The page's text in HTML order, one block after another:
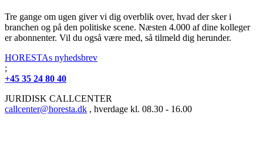
Tre gange om ugen giver vi dig overblik over, hvad der sker i
branchen og på den politiske scene. Næsten 4.000 af dine kolleger
er abonnenter. Vil du også være med, så tilmeld dig herunder.
HORESTAs nyhedsbrev
;
+45 35 24 80 40
JURIDISK CALLCENTER
callcenter@horesta.dk , hverdage kl. 08.30 - 16.00